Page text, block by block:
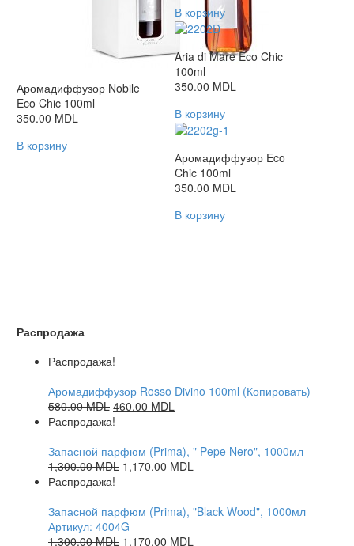
Аромадиффузор Nobile
Eco Chic 100ml
350.00 MDL
В корзину
В корзину
Aria di Mare Eco Chic
100ml
350.00 MDL
В корзину
Аромадиффузор Eco
Chic 100ml
350.00 MDL
В корзину
Распродажа
Распродажа!
Аромадиффузор Rosso Divino 100ml (Копировать)
580.00MDL 460.00 MDL
Распродажа!
Запасной парфюм (Prima), " Pepe Nero", 1000мл
1,300.00MDL 1,170.00 MDL
Распродажа!
Запасной парфюм (Prima), "Black Wood", 1000мл
Артикул: 4004G
1,300.00MDL 1,170.00 MDL